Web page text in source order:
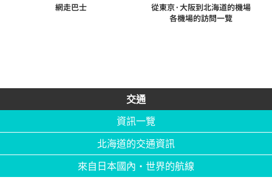
網走巴士
從東京·大阪到北海道的機場
各機場的訪問一覽
交通
資訊一覽
北海道的交通資訊
來自日本國內・世界的航線